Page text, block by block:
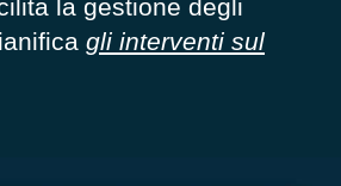
la gestione degli
gli interventi sul